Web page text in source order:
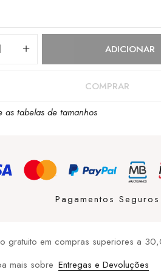
ADICIONAR
COMPRAR
as tabelas de tamanhos
Pagamentos Seguros
gratuito em compras superiores a
mais sobre Entregas e Devoluções